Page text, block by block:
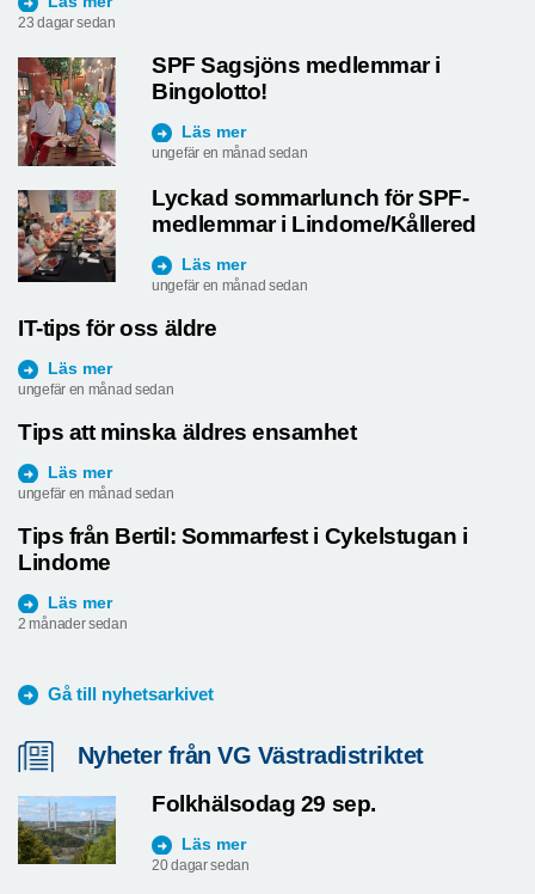
23 dagar sedan
SPF Sagsjöns medlemmar i
Bingolotto!
Läs mer
ungefär en månad sedan
Lyckad sommarlunch för SPF-
medlemmar i Lindome/Kållered
Läs mer
ungefär en månad sedan
IT-tips för oss äldre
Läs mer
ungefär en månad sedan
Tips att minska äldres ensamhet
Läs mer
ungefär en månad sedan
Tips från Bertil: Sommarfest i Cykelstugan i
Lindome
Läs mer
2 månader sedan
Gå till nyhetsarkivet
Nyheter från VG Västradistriktet
Folkhälsodag 29 sep.
Läs mer
20 dagar sedan